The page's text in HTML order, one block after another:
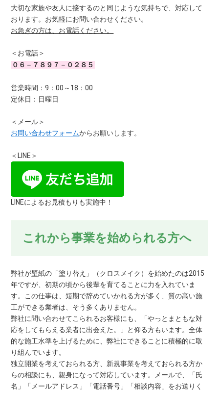
大切な家族や友人に接するのと同じような気持ちで、対応して
おります。お気軽にお問い合わせください。
お急ぎの方は、お電話ください。
＜お電話＞
０６－７８９７－０２８５
営業時間：9：00～18：00
定休日：日曜日
＜メール＞
お問い合わせフォームからお願いします。
＜LINE＞
LINEによるお見積もりも実施中！
これから事業を始められる方へ
弊社が壁紙の「塗り替え」（クロスメイク）を始めたのは2015
年ですが、初期の頃から後輩を育てることに力を入れていま
す。この仕事は、短期で辞めていかれる方が多く、質の高い施
工ができる業者は、そう多くありません。
弊社に問い合わせてこられるお客様にも、「やっとまともな対
応をしてもらえる業者に出会えた。」と仰る方もいます。全体
的な施工水準を上げるために、弊社にできることに積極的に取
り組んでいます。
独立開業を考えておられる方、新規事業を考えておられる方か
らの相談にも、親身になって対応しています。メールで、「氏
名」「メールアドレス」「電話番号」「相談内容」をお送りく